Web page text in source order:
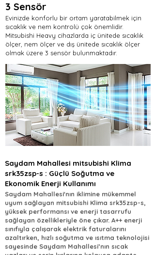
3 Sensör
Evinizde konforlu bir ortam yaratabilmek için
sıcaklık ve nem kontrolü çok önemlidir.
Mitsubishi Heavy cihazlarda iç ünitede sıcaklık
ölçer, nem ölçer ve dış ünitede sıcaklık ölçer
olmak üzere 3 sensör bulunmaktadır.
Saydam Mahallesi mitsubishi Klima
srk35zsp-s : Güçlü Soğutma ve
Ekonomik Enerji Kullanımı
Saydam Mahallesi'nın iklimine mükemmel
uyum sağlayan mitsubishi Klima srk35zsp-s,
yüksek performansı ve enerji tasarrufu
sağlayan özellikleriyle öne çıkar. A++ enerji
sınıfıyla çalışarak elektrik faturalarını
azaltırken, hızlı soğutma ve ısıtma teknolojisi
sayesinde Saydam Mahallesi’nın sıcak